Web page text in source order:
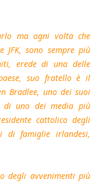
ma ogni volta che
JFK, sono sempre più
erede di una delle
suo fratello è il
Bradlee, uno dei suoi
di uno dei media più
cattolico degli
di famiglie irlandesi,
degli avvenimenti più